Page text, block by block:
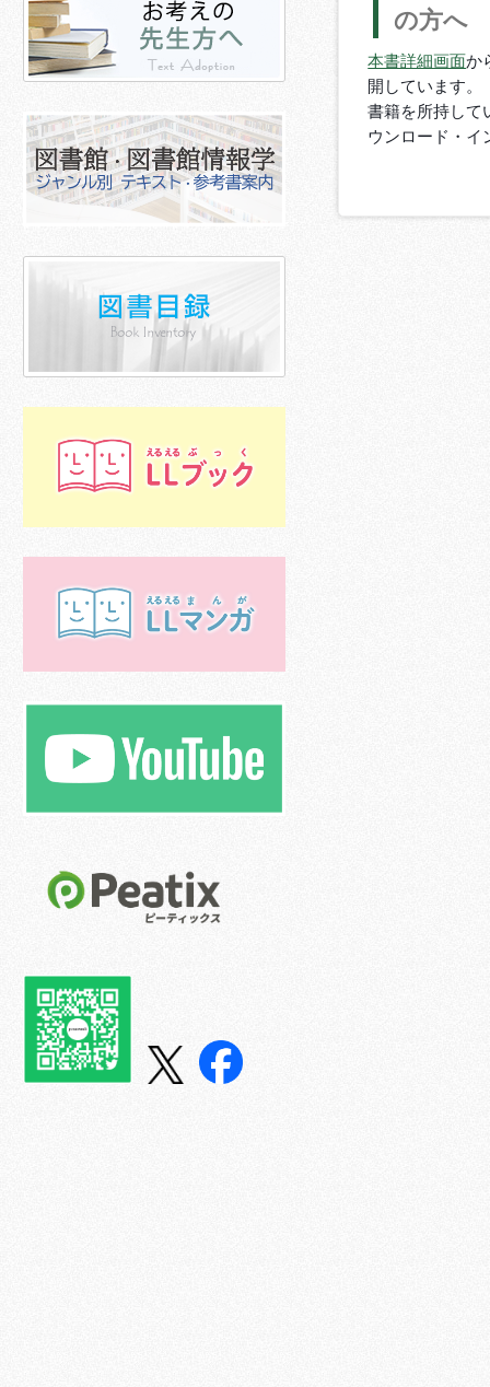
の方へ
本書詳細画面か
開しています。
書籍を所持して
ウンロード・イ